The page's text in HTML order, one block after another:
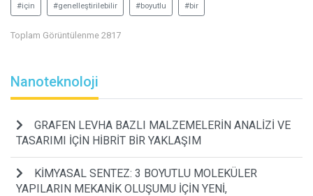
#için #genelleştirilebilir #boyutlu #bir
Toplam Görüntülenme 2817
Nanoteknoloji
GRAFEN LEVHA BAZLI MALZEMELERİN ANALİZİ VE
TASARIMI İÇİN HİBRİT BİR YAKLAŞIM
KİMYASAL SENTEZ: 3 BOYUTLU MOLEKÜLER
YAPILARIN MEKANİK OLUŞUMU İÇİN YENİ,